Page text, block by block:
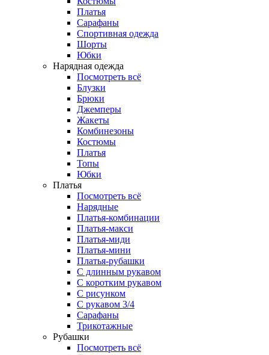
Платья
Сарафаны
Спортивная одежда
Шорты
Юбки
Нарядная одежда
Посмотреть всё
Блузки
Брюки
Джемперы
Жакеты
Комбинезоны
Костюмы
Платья
Топы
Юбки
Платья
Посмотреть всё
Нарядные
Платья-комбинации
Платья-макси
Платья-миди
Платья-мини
Платья-рубашки
С длинным рукавом
С коротким рукавом
С рисунком
С рукавом 3/4
Сарафаны
Трикотажные
Рубашки
Посмотреть всё